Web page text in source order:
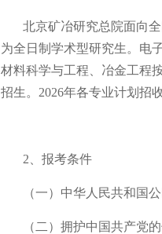
北京矿冶研究总院面向
为全日制学术型研究生。电
材料科学与工程、冶金工程
招生。 2026年各专业计划招
2、报考条件
（一）中华人民共和国公
（二）拥护中国共产党